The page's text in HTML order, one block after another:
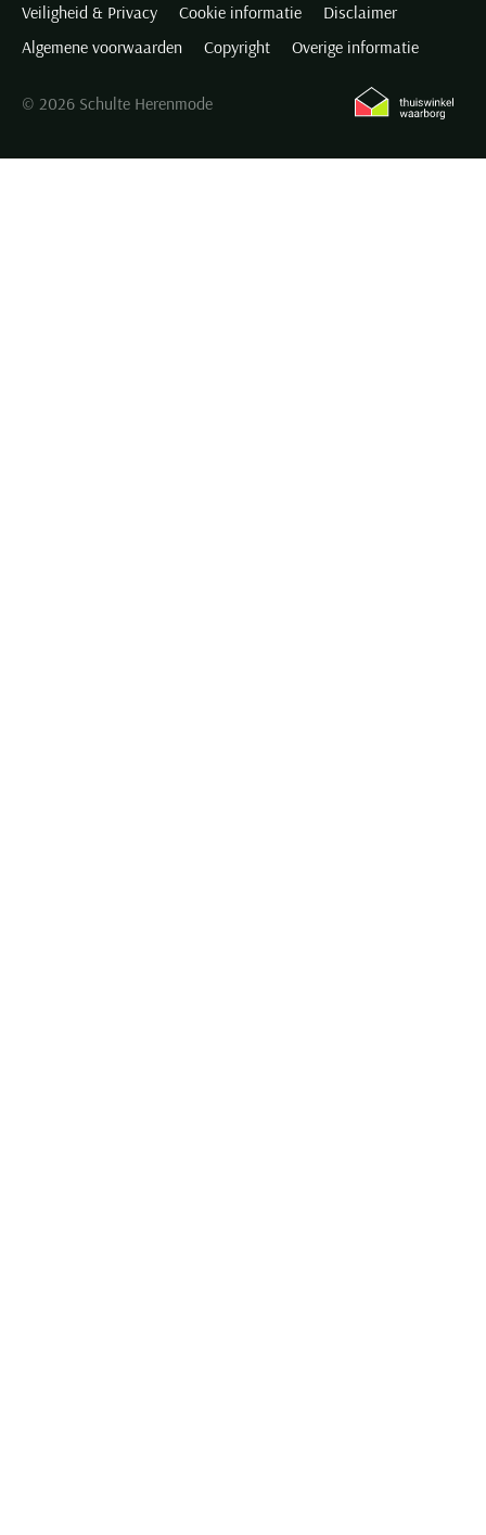
Veiligheid & Privacy Cookie informatie
Disclaimer
Algemene voorwaarden
Copyright Overige informatie
© 2026 Schulte Herenmode